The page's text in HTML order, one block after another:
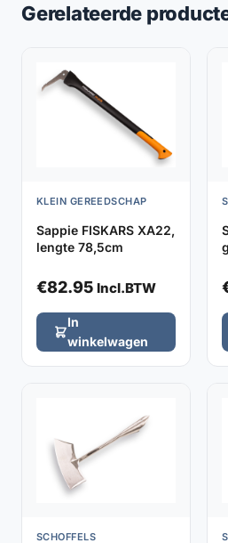
Gerelateerde
KLEIN GEREEDSCHAP
Sappie FISKARS XA22,
lengte 78,5cm
€82.95 Incl.BTW
In
winkelwagen
SCHOFFELS